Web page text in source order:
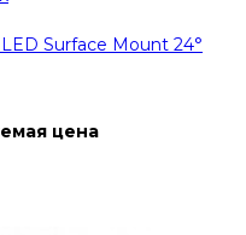
Surface Mount 24°
цена